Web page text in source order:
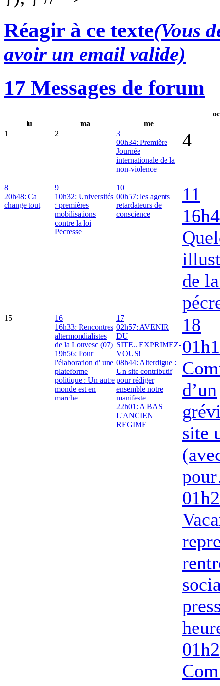
Réagir à ce texte(Vous
avoir un email valide)
17 Messages de forum
lu
ma
me
1
2
3
00h34: Première
Journée
internationale de la
non-violence
4
8
20h48: Ca
change tout
9
10h32: Universités
: premières
mobilisations
contre la loi
Pécresse
10
00h57: les agents
retardateurs de
conscience
11
de
15
16
16h33: Rencontres
altermondialistes
de la Louvesc (07)
19h56: Pour
l'élaboration d' une
plateforme
politique : Un autre
monde est en
marche
17
02h57: AVENIR
DU
SITE...EXPRIMEZ-
VOUS!
08h44: Alterdigue :
Un site contributif
pour rédiger
ensemble notre
manifeste
22h01: A BAS
L'ANCIEN
REGIME
18
d’un
site